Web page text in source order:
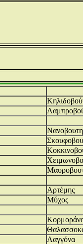
Αρτέμης
Μύχος
Λαγγόνα